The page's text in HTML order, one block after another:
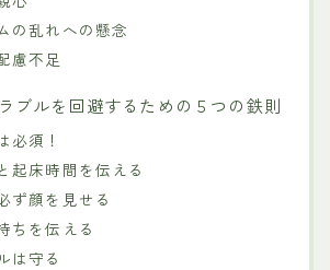
の乱れへの懸念
慮不足
ブルを回避するための５つの鉄則
必須！
起床時間を伝える
ず顔を見せる
ちを伝える
は守る